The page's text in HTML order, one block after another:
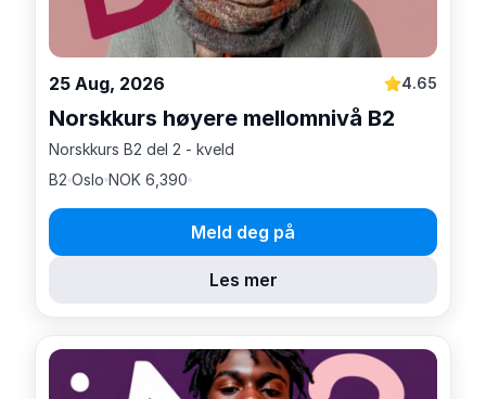
25 Aug, 2026 4.65
Norskkurs høyere mellomnivå B2
Norskkurs B2 del 2 - kveld
B2 Oslo NOK 6,390
Meld deg på
Les mer